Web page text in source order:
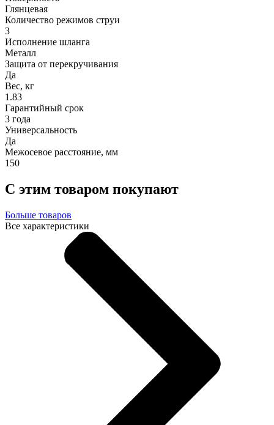
Глянцевая
Количество режимов струи
3
Исполнение шланга
Металл
Защита от перекручивания
Да
Вес, кг
1.83
Гарантийный срок
3 года
Универсальность
Да
Межосевое расстояние, мм
150
С этим товаром покупают
Больше товаров
Все характеристики